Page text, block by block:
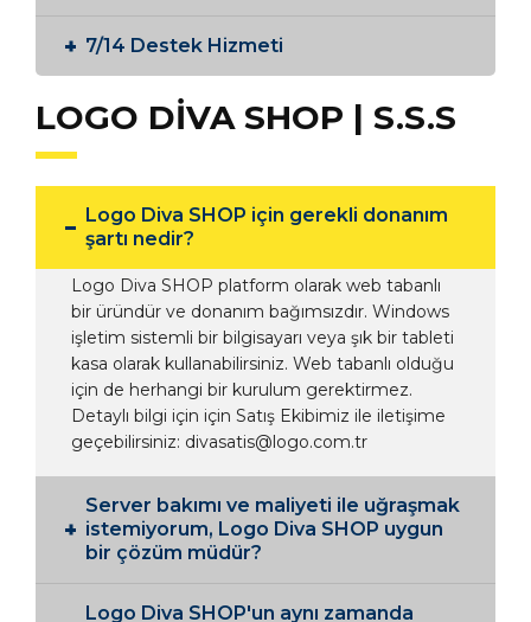
7/14 Destek Hizmeti
LOGO DİVA SHOP | S.S.S
Logo Diva SHOP için gerekli donanım
şartı nedir?
Logo Diva SHOP platform olarak web tabanlı
bir üründür ve donanım bağımsızdır. Windows
işletim sistemli bir bilgisayarı veya şık bir tableti
kasa olarak kullanabilirsiniz. Web tabanlı olduğu
için de herhangi bir kurulum gerektirmez.
Detaylı bilgi için için Satış Ekibimiz ile iletişime
geçebilirsiniz: divasatis@logo.com.tr
Server bakımı ve maliyeti ile uğraşmak
istemiyorum, Logo Diva SHOP uygun
bir çözüm müdür?
Logo Diva SHOP'un aynı zamanda